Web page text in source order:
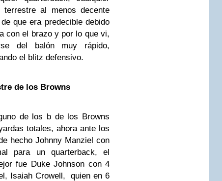
al menos decente
que era predecible debido
con el brazo y por lo que vi,
del balón muy rápido,
el blitz defensivo.
de los Browns
de los b de los Browns
totales, ahora ante los
hecho Johnny Manziel con
para un quarterback, el
fue Duke Johnson con 4
Isaiah Crowell, quien en 6